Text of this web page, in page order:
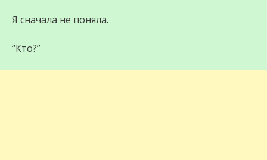
Я сначала не поняла.
“Кто?”